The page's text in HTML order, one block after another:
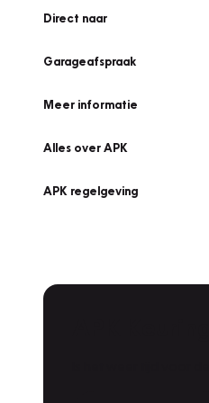
Direct naar
Garageafspraak
Meer informatie
Alles over APK
APK regelgeving